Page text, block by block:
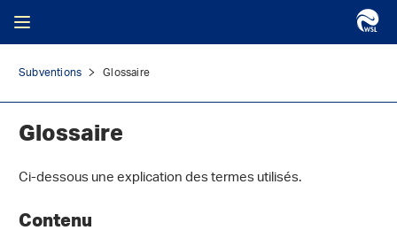
Subventions Glossaire
Glossaire
Ci-dessous une explication des termes utilisés.
Contenu